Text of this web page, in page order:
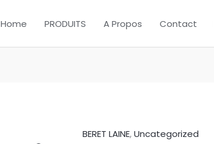
Home PRODUITS A Propos Contact
BERET LAINE,Uncategorized
quantité